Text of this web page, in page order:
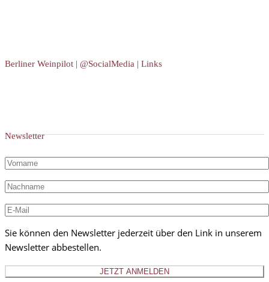
Berliner Weinpilot | @SocialMedia | Links
Newsletter
Sie können den Newsletter jederzeit über den Link in unserem
Newsletter abbestellen.